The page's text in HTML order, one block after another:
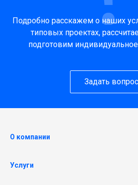
Подробно расскажем о наших
типовых проектах,
подготовим
Задать вопрос
О компании
Услуги